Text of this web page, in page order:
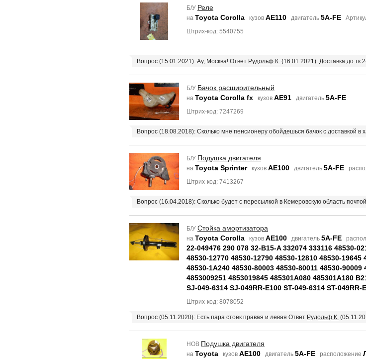
Б/У Реле
на Toyota Corolla кузов AE110 двигатель 5A-FE
Штрих-код: 5540755
Вопрос (15.01.2021): Ау, Москва! Ответ Рудольф К. (16.01.2021): Доставка до тк
Б/У Бачок расширительный
на Toyota Corolla fx кузов AE91 двигатель 5A-FE
Штрих-код: 7247269
Вопрос (18.08.2018): Сколько мне пенсионеру обойдешься бачок с доставкой в
Б/У Подушка двигателя
на Toyota Sprinter кузов AE100 двигатель 5A-FE
Штрих-код: 7413267
Вопрос (16.04.2018): Сколько будет с пересылкой в Кемеровскую область
Б/У Стойка амортизатора
на Toyota Corolla кузов AE100 двигатель 5A-FE
22-049476 290 078 32-B15-A 332074 333116 48530-
48530-12770 48530-12790 48530-12810 48530-
48530-1A240 48530-80003 48530-80011 48530-
4853009251 4853019845 485301A080 485301A180
SJ-049-6314 SJ-049RR-E100 ST-049-6314 ST-049RR-
Штрих-код: 8078052
Вопрос (05.11.2020): Есть пара стоек правая и левая Ответ Рудольф К.
НОВ Подушка двигателя
на Toyota кузов AE100 двигатель 5A-FE расположение